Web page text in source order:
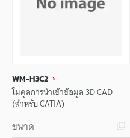
WM-H3C2
โมดูลการนำเข้าข้อมูล 3D CAD
(สำหรับ CATIA)
ขนาด